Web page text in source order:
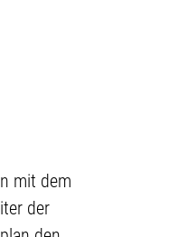
mit dem
der